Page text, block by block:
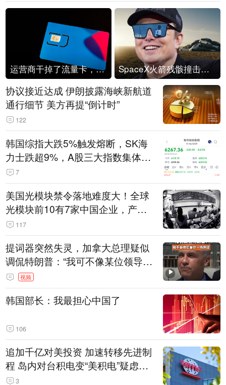
运营商干掉了流量卡，他们真的玩不起了 SpaceX火箭残骸撞击月球
协议接近达成 伊朗披露海峡新航道
通行细节 美方再提“倒计时”
122
韩国综指大跌5%触发熔断，SK海
力士跌超9%，A股三大指数集体低
开 7
美国光模块禁令落地难度大！全球
光模块前10有7家中国企业，产业
界人士：想“脱钩”并不容易
117
提词器突然失灵，加拿大总理疑似
调侃特朗普：“我可不像某位领导
人，把这当成一场阴谋”，全场哄笑
视频
韩国部长：我最担心中国了
106
追加千亿对美投资 加速转移先进制
程 岛内对台积电变“美积电”疑虑担
忧加剧
3